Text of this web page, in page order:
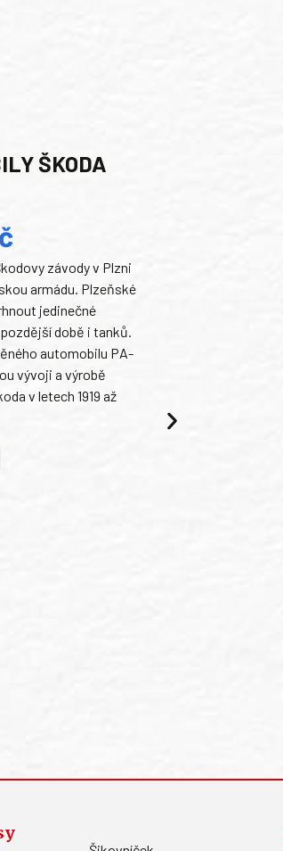
ŠKODA
závody v Plzni
armádu. Plzeňské
jedinečné
době i tanků.
automobilu PA-
vývoji a výrobě
v letech 1919 až